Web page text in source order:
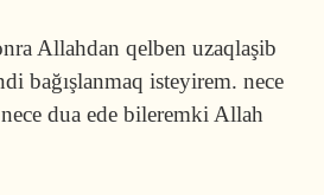
Allahdan qelben uzaqlaşib
bağışlanmaq isteyirem. nece
dua ede bileremki Allah